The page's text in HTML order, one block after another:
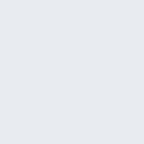
Fikstür